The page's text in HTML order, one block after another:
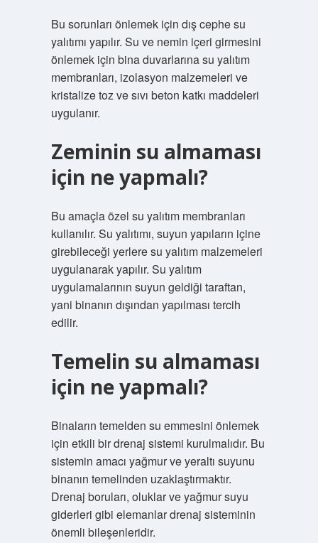
Bu sorunları önlemek için dış cephe su
yalıtımı yapılır. Su ve nemin içeri girmesini
önlemek için bina duvarlarına su yalıtım
membranları, izolasyon malzemeleri ve
kristalize toz ve sıvı beton katkı maddeleri
uygulanır.
Zeminin su almaması
için ne yapmalı?
Bu amaçla özel su yalıtım membranları
kullanılır. Su yalıtımı, suyun yapıların içine
girebileceği yerlere su yalıtım malzemeleri
uygulanarak yapılır. Su yalıtım
uygulamalarının suyun geldiği taraftan,
yani binanın dışından yapılması tercih
edilir.
Temelin su almaması
için ne yapmalı?
Binaların temelden su emmesini önlemek
için etkili bir drenaj sistemi kurulmalıdır. Bu
sistemin amacı yağmur ve yeraltı suyunu
binanın temelinden uzaklaştırmaktır.
Drenaj boruları, oluklar ve yağmur suyu
giderleri gibi elemanlar drenaj sisteminin
önemli bileşenleridir.